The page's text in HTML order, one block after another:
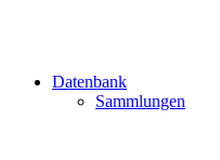
Datenbank
Sammlungen